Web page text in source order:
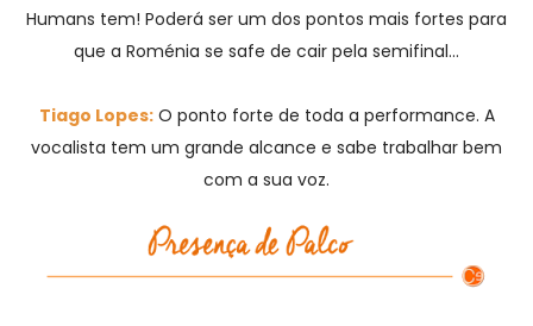
Humans tem! Poderá ser um dos pontos mais fortes para
que a Roménia se safe de cair pela semifinal…
Tiago Lopes:O ponto forte de toda a performance. A
vocalista tem um grande alcance e sabe trabalhar bem
com a sua voz.